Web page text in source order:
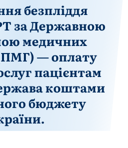
безпліддя
за Державною
медичних
— оплату
пацієнтам
коштами
бюджету